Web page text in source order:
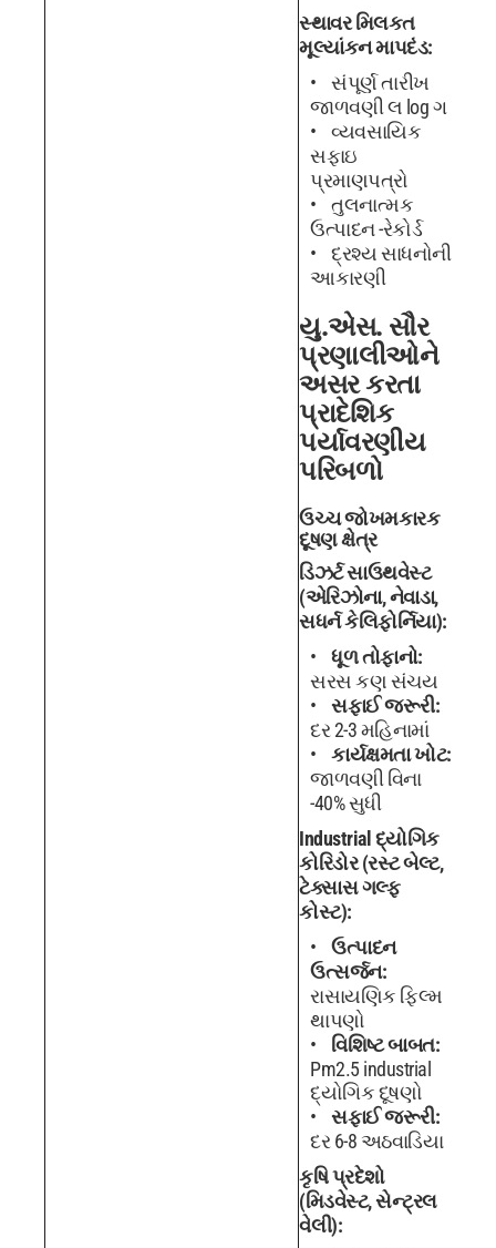
સ્થાવર મિલકત
મૂલ્યાંકન માપદંડ:
સંપૂર્ણ તારીખ
જાળવણી લ log ગ
વ્યવસાયિક
સફાઇ
પ્રમાણપત્રો
તુલનાત્મક
ઉત્પાદન -રેકોર્ડ
દ્રશ્ય સાધનોની
આકારણી
યુ.એસ. સૌર
પ્રણાલીઓને
અસર કરતા
પ્રાદેશિક
પર્યાવરણીય
પરિબળો
ઉચ્ચ જોખમકારક
દૂષણ ક્ષેત્ર
ડિઝર્ટ સાઉથવેસ્ટ
(એરિઝોના, નેવાડા,
સધર્ન કેલિફોર્નિયા):
ધૂળ તોફાનો:
સરસ કણ સંચય
સફાઈ જરૂરી:
દર 2-3 મહિનામાં
કાર્યક્ષમતા ખોટ:
જાળવણી વિના
-40% સુધી
Industrial દ્યોગિક
કોરિડોર (રસ્ટ બેલ્ટ,
ટેક્સાસ ગલ્ફ
કોસ્ટ):
ઉત્પાદન
ઉત્સર્જન:
રાસાયણિક ફિલ્મ
થાપણો
વિશિષ્ટ બાબત:
Pm2.5 industrial
દ્યોગિક દૂષણો
સફાઈ જરૂરી:
દર 6-8 અઠવાડિયા
કૃષિ પ્રદેશો
(મિડવેસ્ટ, સેન્ટ્રલ
વેલી):